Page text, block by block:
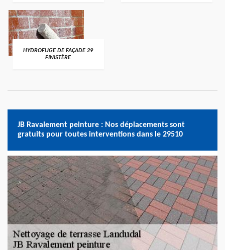
HYDROFUGE DE FAÇADE 29
FINISTÈRE
JB Ravalement peinture : Nos déplacements sont
gratuits pour toutes interventions dans le 29510